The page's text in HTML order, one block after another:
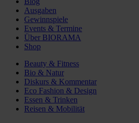
Ausgaben
Gewinnspiele
Events & Termine
Über BIORAMA
Shop
Beauty & Fitness
Bio & Natur
Diskurs & Kommentar
Eco Fashion & Design
Essen & Trinken
Reisen & Mobilität